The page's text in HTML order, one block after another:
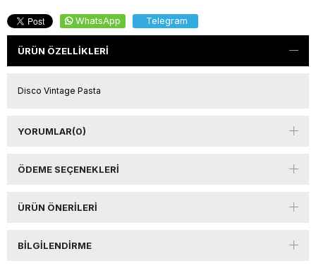
WhatsApp Telegram
ÜRÜN ÖZELLIKLERI
Disco Vintage Pasta
YORUMLAR(0)
ÖDEME SEÇENEKLERI
ÜRÜN ÖNERILERI
BILGILENDIRME